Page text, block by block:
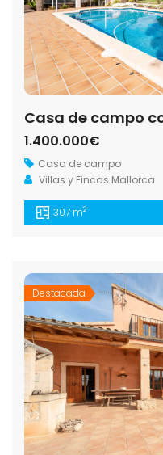
1.400.000€
Casa de campo
Villas y Fincas Mallorca
307 m2
Destacada